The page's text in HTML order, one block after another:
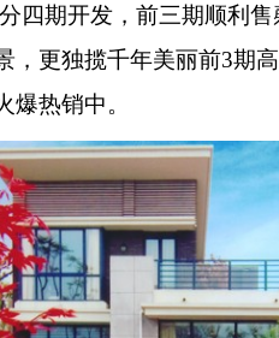
四期开发，前三期顺利
，更独揽千年美丽前3期
爆热销中。